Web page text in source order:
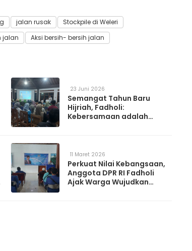
jalan rusak
Stockpile di Weleri
jalan Aksi bersih- bersih jalan
23 Juni 2026
Semangat Tahun Baru
Hijriah, Fadholi:
Kebersamaan adalah
11 Maret 2026
Perkuat Nilai Kebangsaan,
Anggota DPR RI Fadholi
Ajak Warga Wujudkan